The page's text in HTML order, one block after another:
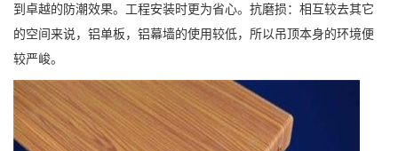
到卓越的防潮效果。工程安装时更为省心。抗磨损：相互较去其它
的空间来说，铝单板，铝幕墙的使用较低，所以吊顶本身的环境便
较严峻。